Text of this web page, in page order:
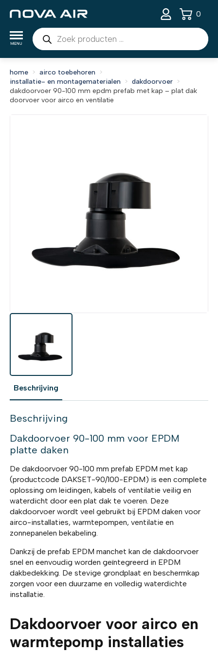
Producten
zoeken
0
home
airco toebehoren
installatie- en montagematerialen
dakdoorvoer
dakdoorvoer 90-100 mm epdm prefab met kap – plat dak
doorvoer voor airco en ventilatie
Beschrijving
Beschrijving
Dakdoorvoer 90-100 mm voor EPDM
platte daken
De dakdoorvoer 90-100 mm prefab EPDM met kap
(productcode DAKSET-90/100-EPDM) is een complete
oplossing om leidingen, kabels of ventilatie veilig en
waterdicht door een plat dak te voeren. Deze
dakdoorvoer wordt veel gebruikt bij EPDM daken voor
airco-installaties, warmtepompen, ventilatie en
zonnepanelen bekabeling.
Dankzij de prefab EPDM manchet kan de dakdoorvoer
snel en eenvoudig worden geïntegreerd in EPDM
dakbedekking. De stevige grondplaat en beschermkap
zorgen voor een duurzame en volledig waterdichte
installatie.
Dakdoorvoer voor airco en
warmtepomp installaties